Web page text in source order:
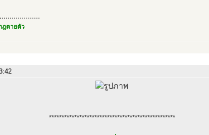
ฎตายตัว
**************************************************